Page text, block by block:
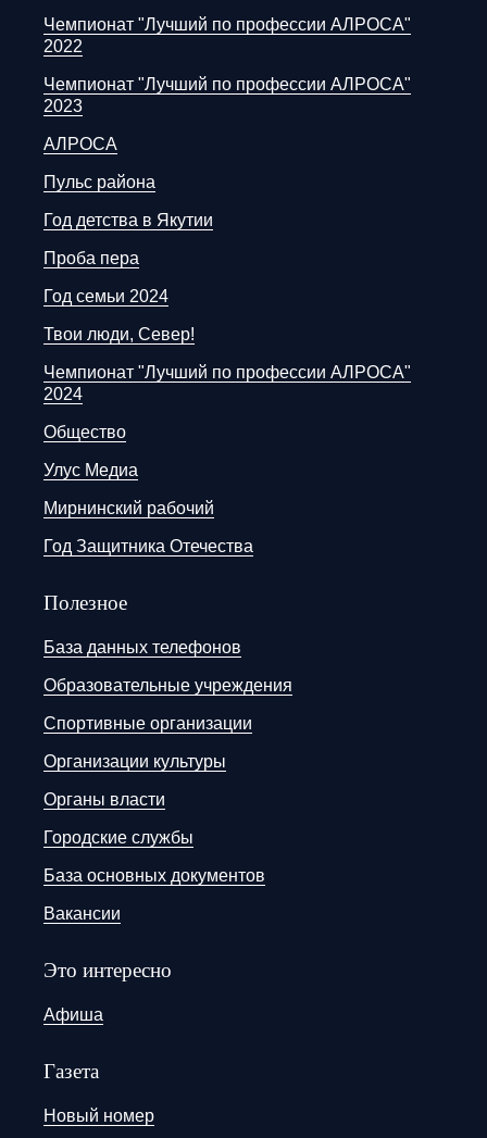
Чемпионат "Лучший по профессии АЛРОСА"
2022
Чемпионат "Лучший по профессии АЛРОСА"
2023
АЛРОСА
Пульс района
Год детства в Якутии
Проба пера
Год семьи 2024
Твои люди, Север!
Чемпионат "Лучший по профессии АЛРОСА"
2024
Общество
Улус Медиа
Мирнинский рабочий
Год Защитника Отечества
Полезное
База данных телефонов
Образовательные учреждения
Спортивные организации
Организации культуры
Органы власти
Городские службы
База основных документов
Вакансии
Это интересно
Афиша
Газета
Новый номер